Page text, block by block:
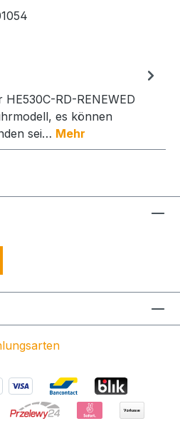
RD-RENEWED
es können
sei… Mehr